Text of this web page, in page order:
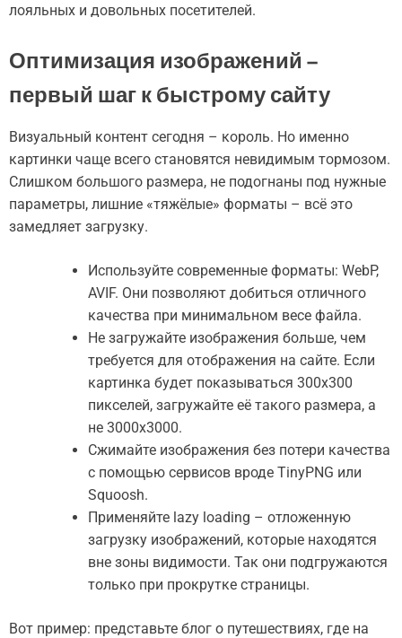
лояльных и довольных посетителей.
Оптимизация изображений –
первый шаг к быстрому сайту
Визуальный контент сегодня – король. Но именно
картинки чаще всего становятся невидимым тормозом.
Слишком большого размера, не подогнаны под нужные
параметры, лишние «тяжёлые» форматы – всё это
замедляет загрузку.
Используйте современные форматы: WebP,
AVIF. Они позволяют добиться отличного
качества при минимальном весе файла.
Не загружайте изображения больше, чем
требуется для отображения на сайте. Если
картинка будет показываться 300х300
пикселей, загружайте её такого размера, а
не 3000х3000.
Сжимайте изображения без потери качества
с помощью сервисов вроде TinyPNG или
Squoosh.
Применяйте lazy loading – отложенную
загрузку изображений, которые находятся
вне зоны видимости. Так они подгружаются
только при прокрутке страницы.
Вот пример: представьте блог о путешествиях, где на